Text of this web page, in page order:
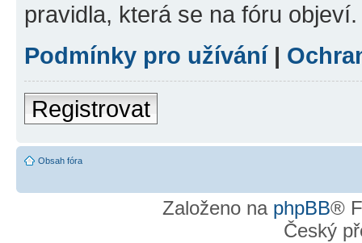
pravidla, která se na fóru objeví.
Podmínky pro užívání |
Registrovat
Obsah fóra
Založeno na phpBB®
Český